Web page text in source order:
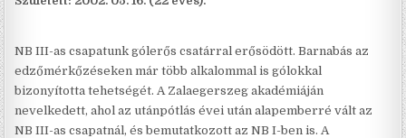
NB III-as csapatunk gólerős csatárral erősödött. Barnabás az
edzőmérkőzéseken már több alkalommal is gólokkal
bizonyította tehetségét. A Zalaegerszeg akadémiáján
nevelkedett, ahol az utánpótlás évei után alapemberré vált az
NB III-as csapatnál, és bemutatkozott az NB I-ben is. A